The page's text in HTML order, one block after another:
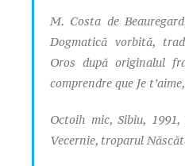
M. Costa de
Dogmatică vorbită,
Oros după originalul
comprendre que Je
Octoih mic, Sibiu,
Vecernie, troparul